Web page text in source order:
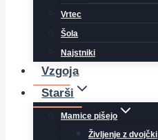
Vrtec
Šola
Najstniki
Vzgoja
Starši
Mamice pišejo
Življenje z dvojčki